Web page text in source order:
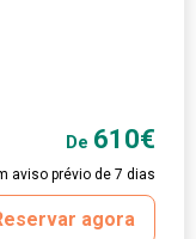
De 610€
aviso prévio de 7 dias
agora